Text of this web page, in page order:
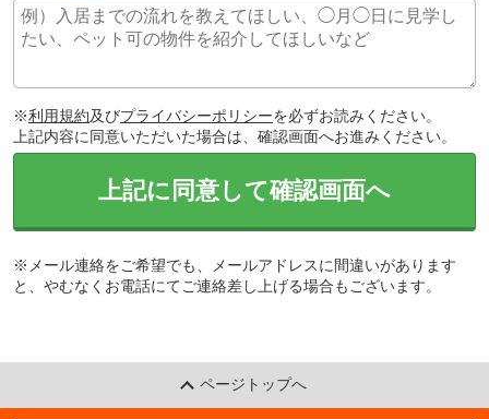
※利用規約及びプライバシーポリシーを必ずお読みください。
上記内容に同意いただいた場合は、確認画面へお進みください。
上記に同意して確認画面へ
※メール連絡をご希望でも、メールアドレスに間違いがあります
と、やむなくお電話にてご連絡差し上げる場合もございます。
ページトップへ